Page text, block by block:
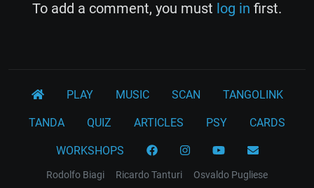
To add a comment, you must log in first.
PLAY MUSIC SCAN TANGOLINK
TANDA QUIZ ARTICLES PSY CARDS
WORKSHOPS
Rodolfo Biagi Ricardo Tanturi Osvaldo Pugliese